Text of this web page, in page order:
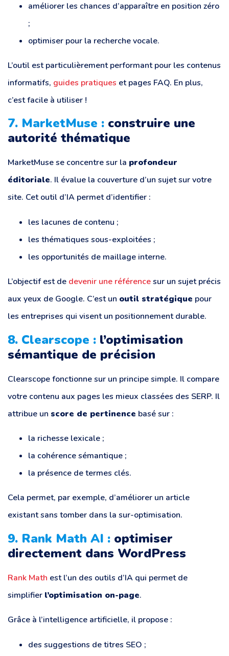
améliorer les chances d’apparaître en position zéro
;
optimiser pour la recherche vocale.
L’outil est particulièrement performant pour les contenus
informatifs, guides pratiques et pages FAQ. En plus,
c’est facile à utiliser !
7. MarketMuse : construire une
autorité thématique
MarketMuse se concentre sur la profondeur
éditoriale. Il évalue la couverture d’un sujet sur votre
site. Cet outil d’IA permet d’identifier :
les lacunes de contenu ;
les thématiques sous-exploitées ;
les opportunités de maillage interne.
L’objectif est de devenir une référencesur un sujet précis
aux yeux de Google. C’est un outil stratégique pour
les entreprises qui visent un positionnement durable.
8. Clearscope : l’optimisation
sémantique de précision
Clearscope fonctionne sur un principe simple. Il compare
votre contenu aux pages les mieux classées des SERP. Il
attribue un score de pertinence basé sur :
la richesse lexicale ;
la cohérence sémantique ;
la présence de termes clés.
Cela permet, par exemple, d’améliorer un article
existant sans tomber dans la sur-optimisation.
9. Rank Math AI : optimiser
directement dans WordPress
Rank Math est l’un des outils d’IA qui permet de
simplifier l’optimisation on-page.
Grâce à l’intelligence artificielle, il propose :
des suggestions de titres SEO ;